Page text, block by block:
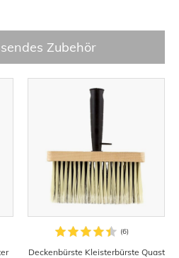
Zubehör
Deckenbürste Kleisterbürste Quast